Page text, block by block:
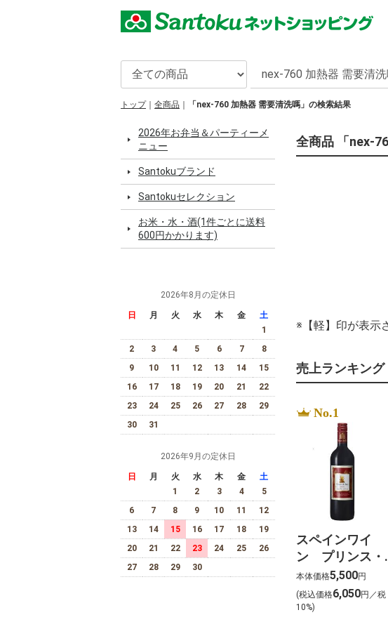
トップ 全商品 「nex-760 加熱器 需要清洗嗎」の検索結果
2026年お弁当＆パーティーメ
ニュー
Santokuブランド
Santokuセレクション
お米・水・酒(1件ごとに送料
600円かかります)
2026年8月の定休日
日 月 火 水 木 金
土
1
2
3 4 5 6 7
8
9
10 11 12 13 14
15
16
17 18 19 20 21
22
23
24 25 26 27 28
29
30
31
2026年9月の定休日
日 月 火 水 木 金
土
1
2 3 4
5
6
7 8 9 10 11
12
13
14 15 16 17 18
19
20
21 22 23 24 25
26
27
28 29 30
全商品 「nex-
※【軽】印が表示
売上ランキング
No.1
スペインワイ
ン プリンス・
デ・バオ
（赤）
750ml×12本
本体価格5,500円
(税込価格6,050円／税
10%)